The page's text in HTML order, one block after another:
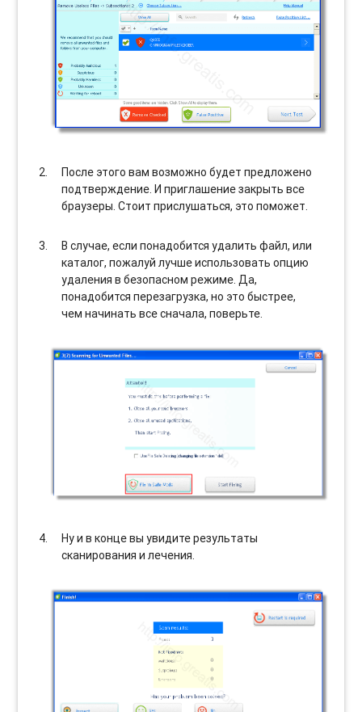
После этого вам возможно будет предложено
подтверждение. И приглашение закрыть все
браузеры. Стоит прислушаться, это поможет.
В случае, если понадобится удалить файл, или
каталог, пожалуй лучше использовать опцию
удаления в безопасном режиме. Да,
понадобится перезагрузка, но это быстрее,
чем начинать все сначала, поверьте.
Ну и в конце вы увидите результаты
сканирования и лечения.